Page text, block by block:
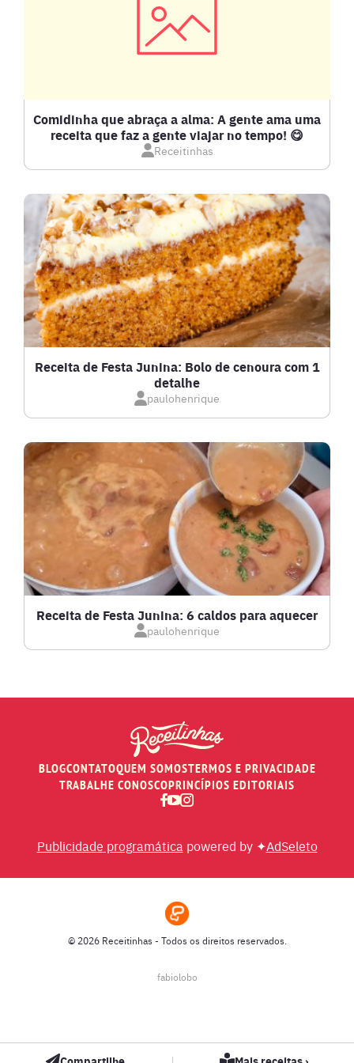
COMPOTAS E GELEIAS
DOCES E SOBREMESAS
DRINKS
FRANGO
FRUTOS DO MAR
GRATINADOS
LANCHES
LASANHAS
LOW CARB
MASSAS E PASTAS
RECEITAS DE AIR FRYER
RECEITAS DE ANO NOVO (RÉVEILLON)
RECEITAS DE NATAL
Comidinha que abraça a alma: A gente ama uma
receita que faz a gente viajar no tempo! 😋
Receitinhas
Receita de Festa Junina: Bolo de cenoura com 1
detalhe
paulohenrique
Receita de Festa Junina: 6 caldos para aquecer
paulohenrique
BLOGCONTATOQUEM SOMOSTERMOS E PRIVACIDADE
TRABALHE CONOSCOPRINCÍPIOS EDITORIAIS
Publicidade programática powered by ✦AdSeleto
© 2026 Receitinhas - Todos os direitos reservados.
fabiolobo